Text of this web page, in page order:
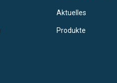
Aktuelles
Produkte